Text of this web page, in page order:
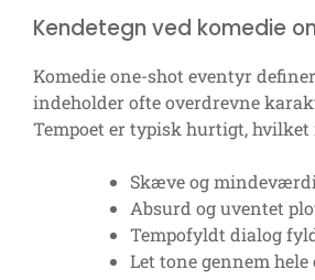
Kendetegn ved komedie
Komedie one-shot eventyr
indeholder ofte overdrevne
Tempoet er typisk hurtigt,
Skæve og
Absurd og uventet
Tempofyldt dialog
Let tone gennem